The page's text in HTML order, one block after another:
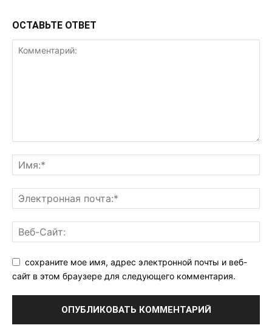
ОСТАВЬТЕ ОТВЕТ
сохраните мое имя, адрес электронной почты и веб-
сайт в этом браузере для следующего комментария.